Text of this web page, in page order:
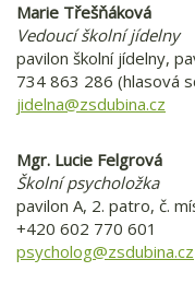
Marie Třešňáková
Vedoucí školní jídelny
pavilon školní jídelny,
734 863 286 (hlasová
jidelna@zsdubina.cz
Mgr. Lucie Felgrová
Školní psycholožka
pavilon A, 2. patro, č.
+420 602 770 601
psycholog@zsdubina.cz